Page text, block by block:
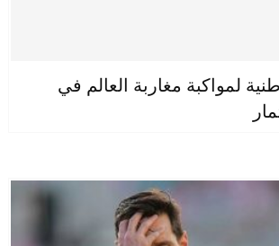
لمواكبة مغاربة العالم في